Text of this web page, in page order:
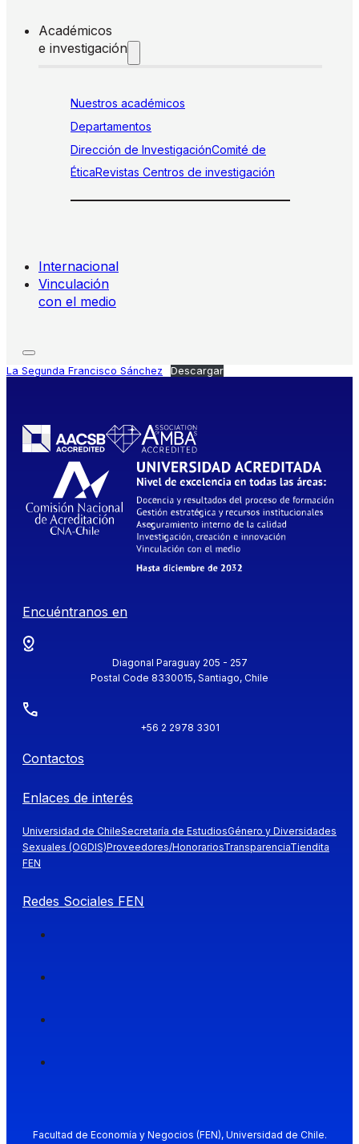
Académicos
e investigación
Nuestros académicos
Departamentos
Dirección de InvestigaciónComité de
ÉticaRevistas Centros de investigación
Internacional
Vinculación
con el medio
La Segunda Francisco Sánchez Descargar
Encuéntranos en
Diagonal Paraguay 205 - 257
Postal Code 8330015, Santiago, Chile
+56 2 2978 3301
Contactos
Enlaces de interés
Universidad de ChileSecretaría de EstudiosGénero y Diversidades
Sexuales (OGDIS)Proveedores/HonorariosTransparenciaTiendita
FEN
Redes Sociales FEN
Facultad de Economía y Negocios (FEN), Universidad de Chile.